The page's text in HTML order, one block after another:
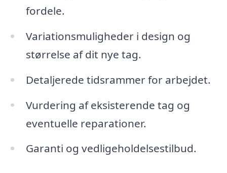
fordele.
Variationsmuligheder i design og
størrelse af dit nye tag.
Detaljerede tidsrammer for arbejdet.
Vurdering af eksisterende tag og
eventuelle reparationer.
Garanti og vedligeholdelsestilbud.